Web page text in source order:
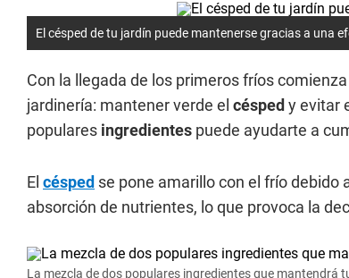
El césped de tu jardín puede mantenerse gracias a una
Con la llegada de los primeros fríos
jardinería: mantener verde el césped y evitar
populares ingredientes puede ayudarte a
El césped se pone amarillo con el frío
absorción de nutrientes, lo que provoca la
La mezcla de dos populares ingredientes que mantendrá